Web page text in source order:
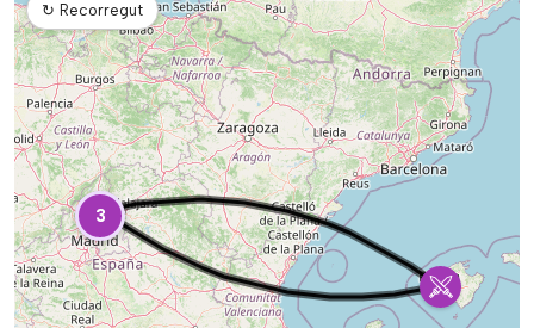
3
↻ Recorregut